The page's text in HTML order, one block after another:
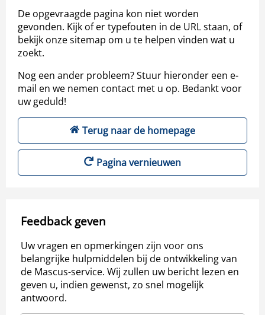
De opgevraagde pagina kon niet worden
gevonden. Kijk of er typefouten in de URL staan, of
bekijk onze sitemap om u te helpen vinden wat u
zoekt.
Nog een ander probleem? Stuur hieronder een e-
mail en we nemen contact met u op. Bedankt voor
uw geduld!
Terug naar de homepage
Pagina vernieuwen
Feedback geven
Uw vragen en opmerkingen zijn voor ons
belangrijke hulpmiddelen bij de ontwikkeling van
de Mascus-service. Wij zullen uw bericht lezen en
geven u, indien gewenst, zo snel mogelijk
antwoord.